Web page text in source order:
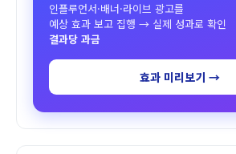
인플루언서·배너·라이브 광고를
예상 효과 보고 집행 → 실제 성과로 확인
결과당 과금
효과 미리보기 →